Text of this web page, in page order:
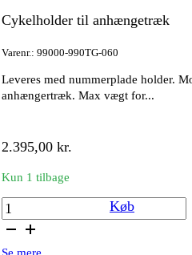
Cykelholder til anhængetræk
Varenr.: 99000-990TG-060
Leveres med nummerplade holder.
anhængertræk. Max vægt for...
2.395,00 kr.
Kun 1 tilbage
Cykelholder
til
Køb
Se mere